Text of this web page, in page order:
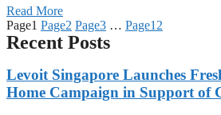
Read More
Page1 Page2 Page3 … Page12
Recent Posts
Levoit Singapore Launches
Home Campaign in Support of